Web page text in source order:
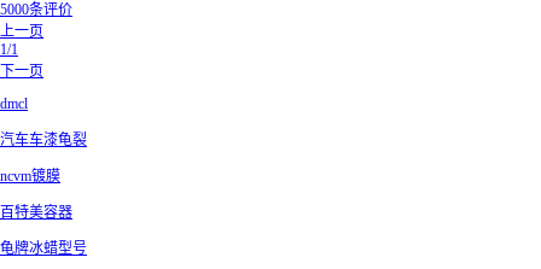
5000条评价
上一页
1/1
下一页
dmcl
汽车车漆龟裂
ncvm镀膜
百特美容器
龟牌冰蜡型号